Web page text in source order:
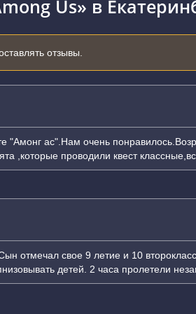
Us» в
отзывы.
"Амонг ас".Нам очень
,которые проводили квест
отмечал свое 9 летие и 10
детей. 2 часа пролетели